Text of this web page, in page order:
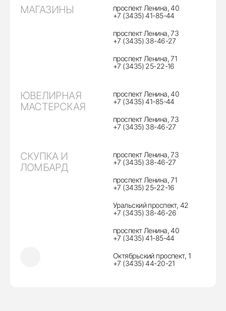
МАГАЗИНЫ
проспект Ленина, 40
+7 (3435) 41-85-44
проспект Ленина, 73
+7 (3435) 38-46-27
проспект Ленина, 71
+7 (3435) 25-22-16
ЮВЕЛИРНАЯ
МАСТЕРСКАЯ
проспект Ленина, 40
+7 (3435) 41-85-44
проспект Ленина, 73
+7 (3435) 38-46-27
СКУПКА И
ЛОМБАРД
проспект Ленина, 73
+7 (3435) 38-46-27
проспект Ленина, 71
+7 (3435) 25-22-16
Уральский проспект, 42
+7 (3435) 38-46-26
проспект Ленина, 40
+7 (3435) 41-85-44
Октябрьский проспект, 1
+7 (3435) 44-20-21